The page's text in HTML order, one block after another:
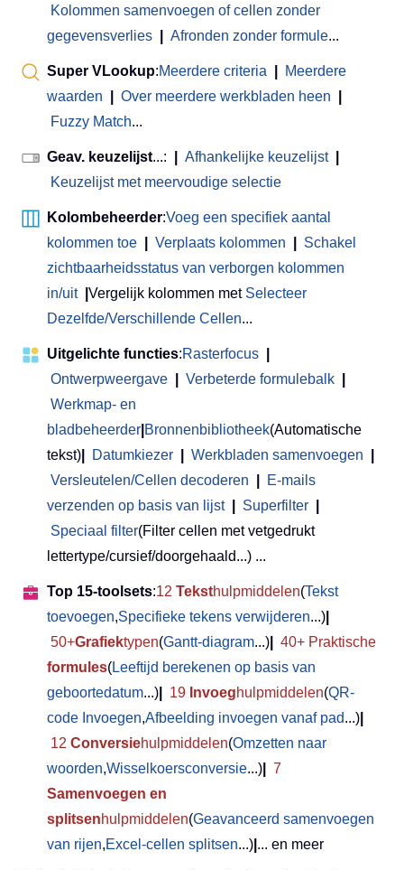
Kolommen samenvoegen of cellen zonder
gegevensverlies
Afronden zonder formule...
Super VLookup:Meerdere criteria
Meerdere
waarden
Over meerdere werkbladen heen
Fuzzy Match...
Geav. keuzelijst...: Afhankelijke keuzelijst
Keuzelijst met meervoudige selectie
Kolombeheerder:Voeg een specifiek aantal
kolommen toe
Verplaats kolommen
Schakel
zichtbaarheidsstatus van verborgen kolommen
in/uit
Vergelijk kolommen met Selecteer
Dezelfde/Verschillende Cellen...
Uitgelichte functies:Rasterfocus
Ontwerpweergave
Verbeterde formulebalk
Werkmap- en
bladbeheerder Bronnenbibliotheek(Automatische
tekst)
Datumkiezer Werkbladen samenvoegen
Versleutelen/Cellen decoderen
E-mails
verzenden op basis van lijst
Superfilter
Speciaal filter(Filter cellen met vetgedrukt
lettertype/cursief/doorgehaald...) ...
Top 15-toolsets:12 Teksthulpmiddelen(Tekst
toevoegen,Specifieke tekens verwijderen...)
50+Grafiektypen(Gantt-diagram...)
40+ Praktische
formules(Leeftijd berekenen op basis van
geboortedatum...) 19 Invoeghulpmiddelen(QR-
code Invoegen,Afbeelding invoegen vanaf pad...)
12 Conversiehulpmiddelen(Omzetten naar
woorden,Wisselkoersconversie...)
7
Samenvoegen en
splitsenhulpmiddelen(Geavanceerd samenvoegen
van rijen,Excel-cellen splitsen...) ... en meer